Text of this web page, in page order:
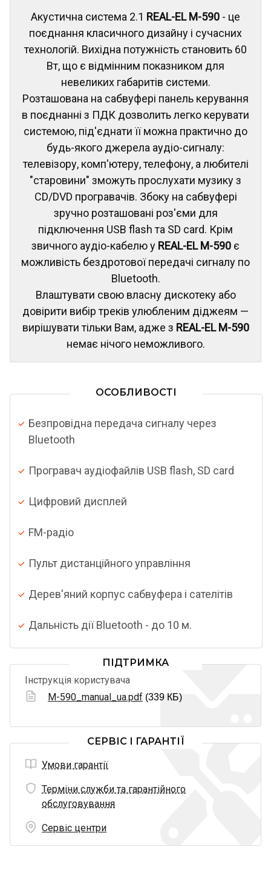
Акустична система 2.1 REAL-EL M-590 - це
поєднання класичного дизайну і сучасних
технологій. Вихідна потужність становить 60
Вт, що є відмінним показником для
невеликих габаритів системи.
Розташована на сабвуфері панель керування
в поєднанні з ПДК дозволить легко керувати
системою, під'єднати її можна практично до
будь-якого джерела аудіо-сигналу:
телевізору, комп'ютеру, телефону, а любителі
"старовини" зможуть прослухати музику з
CD/DVD програвачів. Збоку на сабвуфері
зручно розташовані роз'єми для
підключення USB flash та SD card. Крім
звичного аудіо-кабелю у REAL-EL M-590 є
можливість бездротової передачі сигналу по
Bluetooth.
Влаштувати свою власну дискотеку або
довірити вибір треків улюбленим діджеям —
вирішувати тільки Вам, адже з REAL-EL M-590
немає нічого неможливого.
ОСОБЛИВОСТІ
Безпровідна передача сигналу через
Bluetooth
Програвач аудіофайлів USB flash, SD card
Цифровий дисплей
FM-радіо
Пульт дистанційного управління
Дерев'яний корпус сабвуфера і сателітів
Дальність дії Bluetooth - до 10 м.
ПІДТРИМКА
Інструкція користувача
M-590_manual_ua.pdf (339 КБ)
СЕРВІС І ГАРАНТІЇ
Умови гарантії
Терміни служби та гарантійного
обслуговування
Сервіс центри